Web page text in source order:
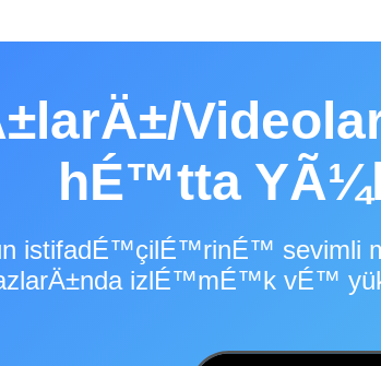
hÉ™tta
istifadÉ™çilÉ™rinÉ™ sevimli
izlÉ™mÉ™k vÉ™